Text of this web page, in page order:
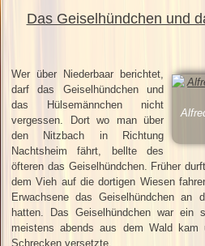
Das Geiselhündchen und
Wer über Niederbaar berichtet,
darf das Geiselhündchen und
das Hülsemännchen nicht
vergessen. Dort wo man über
den Nitzbach in Richtung
Nachtsheim fährt, bellte des
öfteren das Geiselhündchen. Früher
dem Vieh auf die dortigen Wiesen
Erwachsene das Geiselhündchen an
hatten. Das Geiselhündchen war ein
meistens abends aus dem Wald
Schrecken versetzte.